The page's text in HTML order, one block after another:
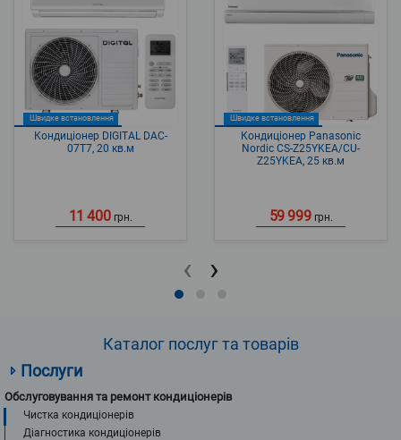
Швидке встановлення
Кондиціонер DIGITAL DAC-
07T7, 20 кв.м
11 400 грн.
Швидке встановлення
Кондиціонер Panasonic
Nordic CS-Z25YKEA/CU-
Z25YKEA, 25 кв.м
59 999 грн.
‹ ›
Каталог послуг та товарів
Послуги
Обслуговування та ремонт кондиціонерів
Чистка кондиціонерів
Діагностика кондиціонерів